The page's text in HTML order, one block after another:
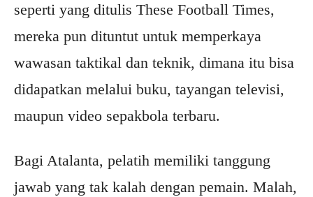
seperti yang ditulis These Football Times,
mereka pun dituntut untuk memperkaya
wawasan taktikal dan teknik, dimana itu bisa
didapatkan melalui buku, tayangan televisi,
maupun video sepakbola terbaru.
Bagi Atalanta, pelatih memiliki tanggung
jawab yang tak kalah dengan pemain. Malah,